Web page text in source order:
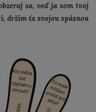
sa, veď ja som tvoj
držím ťa svojou spásnou